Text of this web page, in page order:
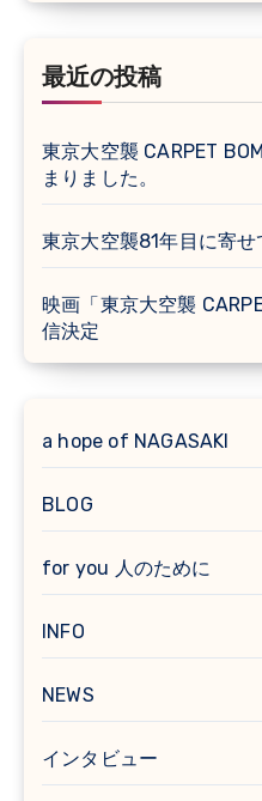
最近の投稿
東京大空襲 CARPET
まりました。
東京大空襲81年目に寄
映画「東京大空襲
信決定
a hope of NAGASAKI
BLOG
for you 人のために
INFO
NEWS
インタビュー